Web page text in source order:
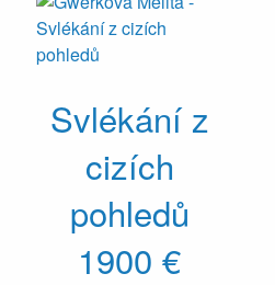
Svlékání z
cizích
pohledů
1900 €